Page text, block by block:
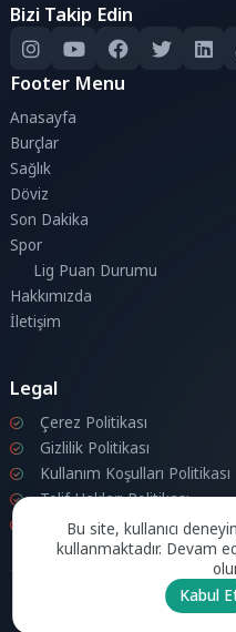
Bizi Takip Edin
Footer Menu
Anasayfa
Burçlar
Sağlık
Döviz
Son Dakika
Spor
Lig Puan Durumu
Hakkımızda
İletişim
Legal
Çerez Politikası
Gizlilik Politikası
Kullanım Koşulları Politikası
Telif Hakları Politikası
İletişim
Bu site, kullanıcı
kullanmaktadır. Devam
Kabul